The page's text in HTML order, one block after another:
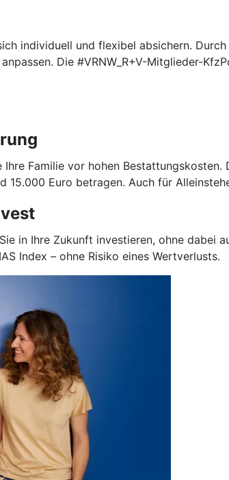
individuell und flexibel absichern.
Die #VRNW_R+V-Mitglieder-
Familie vor hohen
15.000 Euro betragen. Auch für
in Ihre Zukunft investieren, ohne dabei
Index – ohne Risiko eines Wertverlusts.